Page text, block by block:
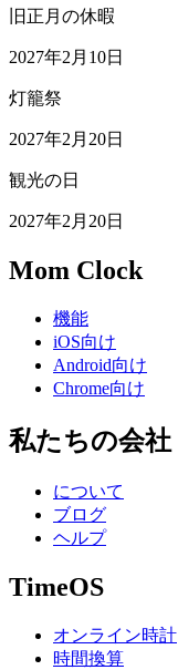
旧正月の休暇
2027年2月10日
灯籠祭
2027年2月20日
観光の日
2027年2月20日
Mom Clock
機能
iOS向け
Android向け
Chrome向け
私たちの会社
について
ブログ
ヘルプ
TimeOS
オンライン時計
時間換算